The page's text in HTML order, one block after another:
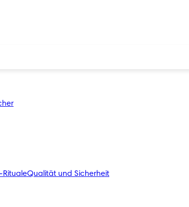
RitualeQualität und Sicherheit